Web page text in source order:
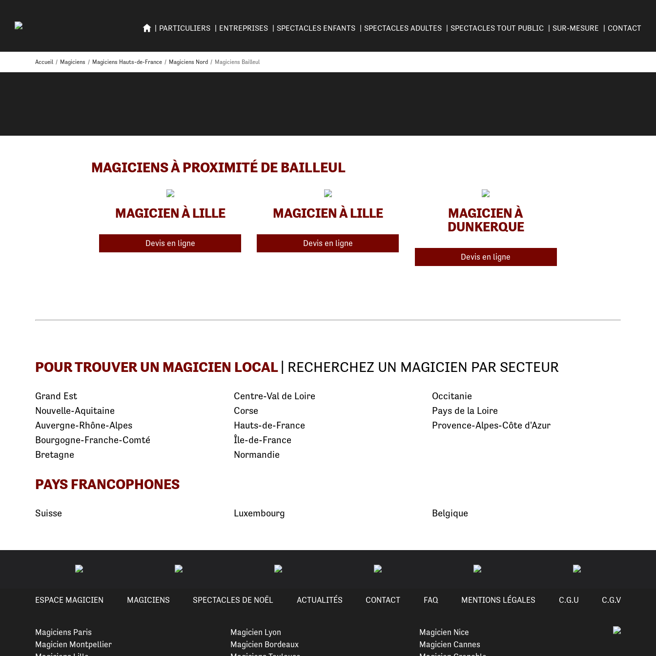
PARTICULIERS ENTREPRISES SPECTACLES ENFANTS SPECTACLES ADULTES SPECTACLES TOUT PUBLIC SUR-MESURE CONTACT
Accueil / Magiciens / Magiciens Hauts-de-France / Magiciens Nord / Magiciens Bailleul
MAGICIENS À PROXIMITÉ DE BAILLEUL
MAGICIEN À LILLE
Devis en ligne
MAGICIEN À LILLE
Devis en ligne
MAGICIEN À
DUNKERQUE
Devis en ligne
POUR TROUVER UN MAGICIEN LOCAL | RECHERCHEZ UN MAGICIEN PAR SECTEUR
Grand Est
Nouvelle-Aquitaine
Auvergne-Rhône-Alpes
Bourgogne-Franche-Comté
Bretagne
Centre-Val de Loire
Corse
Hauts-de-France
Île-de-France
Normandie
Occitanie
Pays de la Loire
Provence-Alpes-Côte d'Azur
PAYS FRANCOPHONES
Suisse Luxembourg Belgique
ESPACE MAGICIEN MAGICIENS SPECTACLES DE NOËL ACTUALITÉS CONTACT FAQ MENTIONS LÉGALES C.G.U C.G.V
Magiciens Paris
Magicien Montpellier
Magicien Lyon
Magicien Bordeaux
Magicien Nice
Magicien Cannes